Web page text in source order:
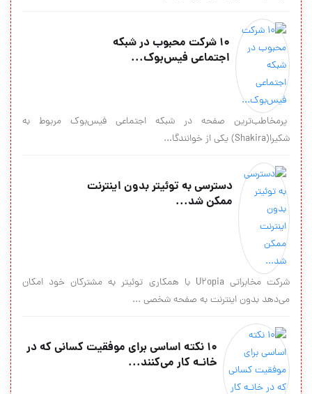
۱۰ شرکت محبوب در شبکه
اجتماعی فیس‌بوک...
پرمخاطب‌ترین صفحه در شبکه اجتماعی فیس‌بوک مربوط به
شکیرا(Shakira) یکی از خوانندگا...
دسترسی به توئیتر بدون اینترنت
ممکن شد...
شرکت مخابراتی U2opia با همکاری توئیتر به مشترکان خود امکان
می‌دهد بدون اینترنت به صفحه شخصی ...
۱۰ نکته اساسی برای موفقیت کسانی که در
خانـه کار می‌کنند...